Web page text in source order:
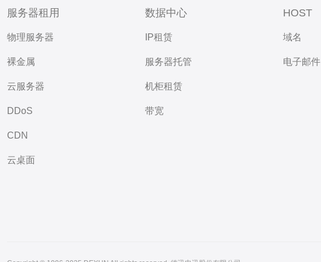
服务器租用
物理服务器
裸金属
云服务器
DDoS
CDN
云桌面
数据中心
IP租赁
服务器托管
机柜租赁
带宽
HOST
域名
电子邮件